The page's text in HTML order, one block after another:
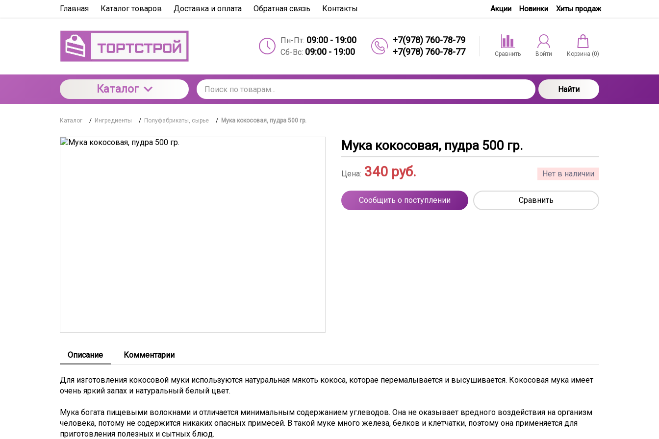
Главная Каталог товаров Доставка и оплата Обратная связь Контакты Акции Новинки Хиты продаж
Пн-Пт: 09:00 - 19:00
Сб-Вс: 09:00 - 19:00
+7(978) 760-78-79
+7(978) 760-78-77
Сравнить Войти Корзина (0)
Каталог Найти
Каталог / Ингредиенты / Полуфабрикаты, сырье / Мука кокосовая, пудра 500 гр.
Мука кокосовая, пудра 500 гр.
Нет в наличии
Цена: 340 руб.
Сообщить о поступлении Сравнить
Описание Комментарии
Для изготовления кокосовой муки используются натуральная мякоть кокоса, которае перемалывается и высушивается. Кокосовая мука имеет
очень яркий запах и натуральный белый цвет.
Мука богата пищевыми волокнами и отличается минимальным содержанием углеводов. Она не оказывает вредного воздействия на организм
человека, потому не содержится никаких опасных примесей. В такой муке много железа, белков и клетчатки, поэтому она применяется для
приготовления полезных и сытных блюд.